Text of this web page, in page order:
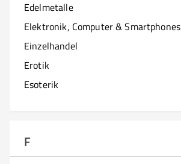
Edelmetalle
Elektronik, Computer & Smartphones
Einzelhandel
Erotik
Esoterik
F